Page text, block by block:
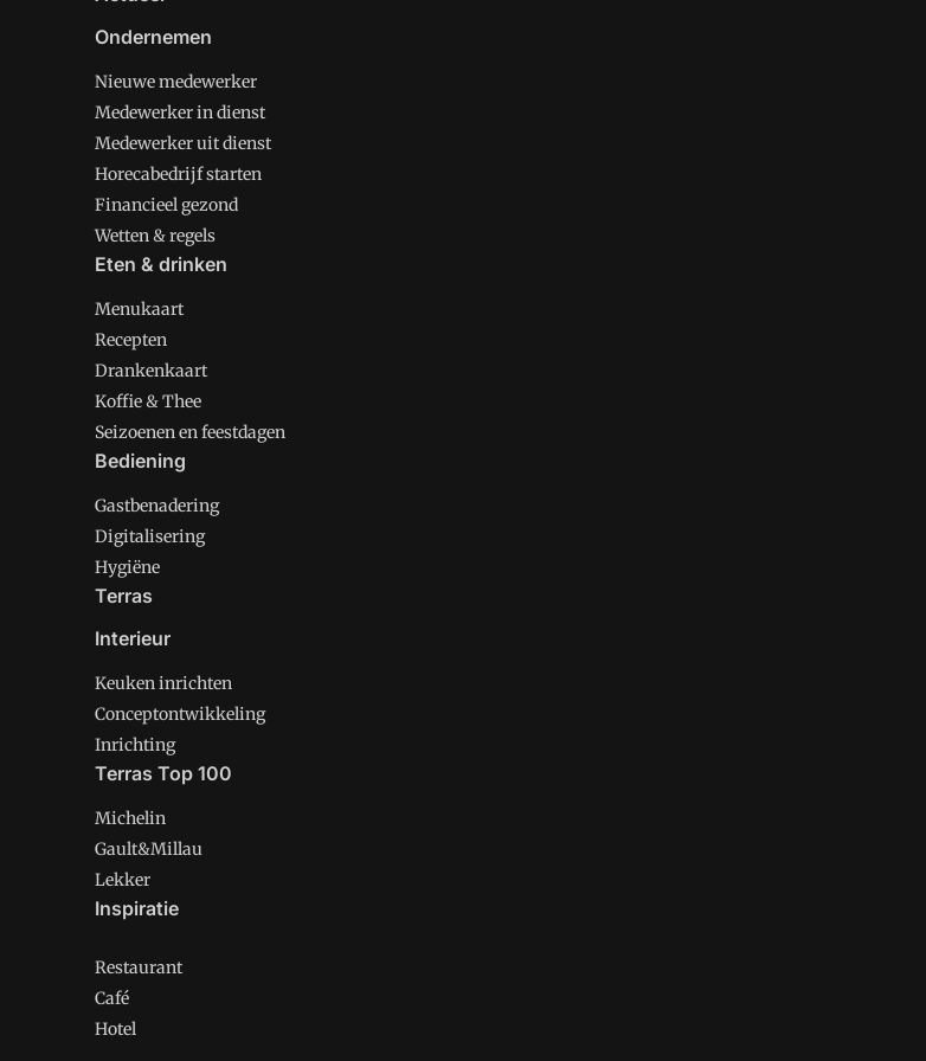
Ondernemen
Nieuwe medewerker
Medewerker in dienst
Medewerker uit dienst
Horecabedrijf starten
Financieel gezond
Wetten & regels
Eten & drinken
Menukaart
Recepten
Drankenkaart
Koffie & Thee
Seizoenen en feestdagen
Bediening
Gastbenadering
Digitalisering
Hygiëne
Terras
Interieur
Keuken inrichten
Conceptontwikkeling
Inrichting
Terras Top 100
Michelin
Gault&Millau
Lekker
Inspiratie
Restaurant
Café
Hotel